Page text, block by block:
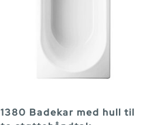
1380 Badekar med hull til